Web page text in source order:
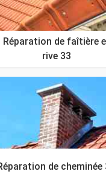
Réparation de faîtière
rive 33
de cheminée